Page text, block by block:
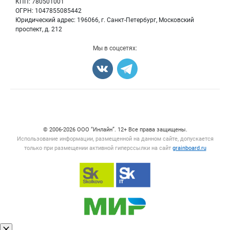
КПП: 780501001
ОГРН: 1047855085442
Юридический адрес: 196066, г. Санкт-Петербург, Московский
проспект, д. 212
Мы в соцсетях:
© 2006‑2026 ООО “Инлайн”. 12+ Все права защищены.
Использование информации, размещенной на данном сайте, допускается
только при размещении активной гиперссылки на сайт grainboard.ru